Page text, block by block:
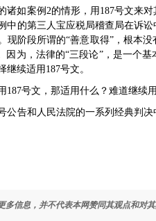
如案例2的情形，用 187号文来对
中的第三人宝应税局稽查局在诉
现阶段所谓的“善意取得”，根本
因为，法律的“三段论”，是一个
继续适用 187号文。
187号文 ，那适用什么？难道继续
公告和人民法院的一系列经典判
多信息，并不代表本网赞同其观点和对